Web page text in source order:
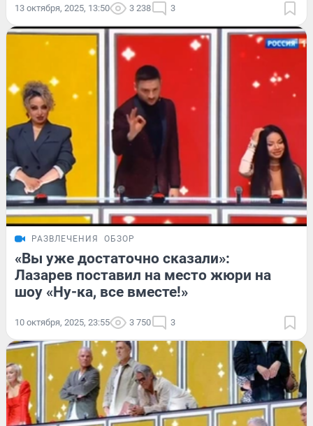
13 октября, 2025, 13:50 3 238 3
РАЗВЛЕЧЕНИЯ ОБЗОР
«Вы уже достаточно сказали»:
Лазарев поставил на место жюри на
шоу «Ну-ка, все вместе!»
10 октября, 2025, 23:55 3 750 3